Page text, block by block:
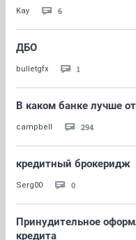
Kay 6
ДБО
bulletgfx 1
В каком банке лучше
campbell 294
кредитный брокеридж
Serg00 0
Принудительное
кредита